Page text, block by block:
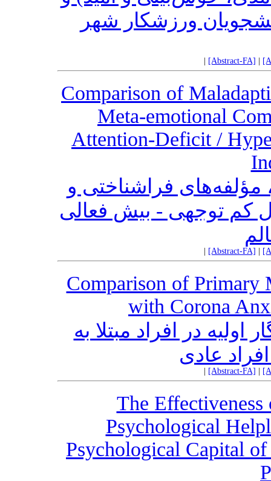
ورزشکار شهر
[Abstract-FA]
Comparison of
Meta-emotional
Attention-Deficit /
مؤلفه‌های فراشناختی و
کم توجهی - بیش فعالی
[Abstract-FA]
Comparison of Primary
with Corona
در افراد مبتلا به
عادی
[Abstract-FA]
The
Psychological
Psychological Capital